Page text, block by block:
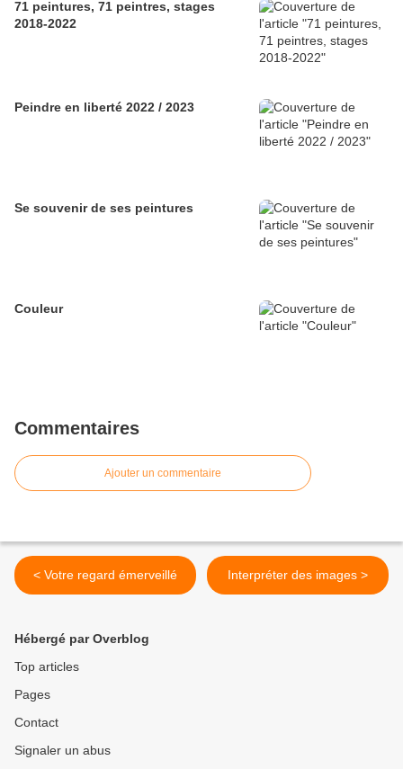
71 peintures, 71 peintres, stages
2018-2022
Peindre en liberté 2022 / 2023
Se souvenir de ses peintures
Couleur
Commentaires
Ajouter un commentaire
< Votre regard émerveillé Interpréter des images >
Hébergé par Overblog
Top articles
Pages
Contact
Signaler un abus